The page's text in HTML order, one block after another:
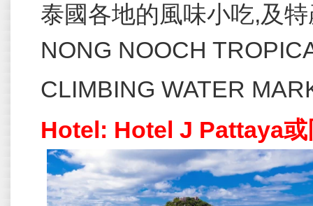
泰國各地的風味小吃,及
NONG NOOCH
CLIMBING WATER
Hotel: Hotel J Pattaya或